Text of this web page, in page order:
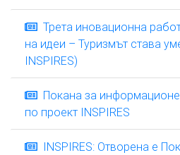
Трета иновационна
на идеи – Туризмът става
INSPIRES)
Покана за
по проект INSPIRES
INSPIRES: Отворена е